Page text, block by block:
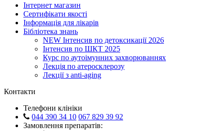
Інтернет магазин
Сертифікати якості
Інформація для лікарів
Бібліотека знань
NEW Інтенсив по детоксикації 2026
Інтенсив по ШКТ 2025
Курс по аутоімунних захворюваннях
Лекція по атеросклерозу
Лекції з anti-aging
Контакти
Телефони клініки
044 390 34 10 067 829 39 92
Замовлення препаратів: